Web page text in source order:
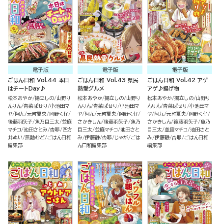
電子版
ごはん日和 Vol.44 本日
はチートDay♪
松本あやか 揚立しの 山野り
んりん 青菜ぱせり
小池田マ
ヤ 阿九 元町夏央 岡野く仔
後藤羽矢子 魚乃目三太
並庭
マチコ 池田さとみ 杏耶
四方
井ぬい 無動むど ごはん日和
編集部
電子版
ごはん日和 Vol.43 県民
熱愛グルメ
松本あやか 揚立しの 山野り
んりん 青菜ぱせり
小池田マ
ヤ 阿九 元町夏央 岡野く仔
さかきしん 後藤羽矢子 魚乃
目三太
並庭マチコ 池田さと
み 伊藤静 杏耶 じゃが ごは
ん日和編集部
電子版
ごはん日和 Vol.42 アゲ
アゲ♪揚げ物
松本あやか 揚立しの 山野り
んりん 青菜ぱせり
小池田マ
ヤ 阿九 元町夏央 岡野く仔
さかきしん 後藤羽矢子 魚乃
目三太
並庭マチコ 池田さと
み 伊藤静 杏耶
ごはん日和
編集部